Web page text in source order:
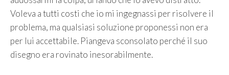
Voleva a tutti costi che io mi ingegnassi per risolvere il
problema, ma qualsiasi soluzione proponessi non era
per lui accettabile. Piangeva sconsolato perché il suo
disegno era rovinato inesorabilmente.